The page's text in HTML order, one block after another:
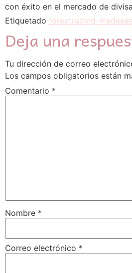
con éxito en el mercado de
Etiquetado forextrading-
Deja una
Tu dirección de correo
Los campos obligatorios están
Comentario *
Nombre *
Correo electrónico *